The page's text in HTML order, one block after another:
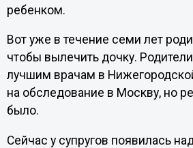
ребенком.
Вот уже в течение семи лет
чтобы вылечить дочку.
лучшим врачам в
на обследование в Москву, но
было.
Сейчас у супругов появилась